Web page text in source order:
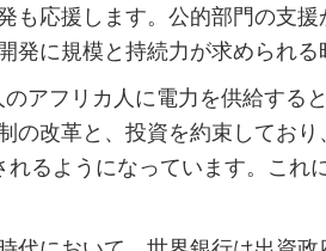
も応援します。公的部門の支
に規模と持続力が求められる
アフリカ人に電力を供給する
の改革と、投資を約束してお
れるようになっています。これ